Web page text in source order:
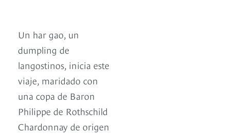
Un har gao, un
dumpling de
langostinos, inicia este
viaje, maridado con
una copa de Baron
Philippe de Rothschild
Chardonnay de origen